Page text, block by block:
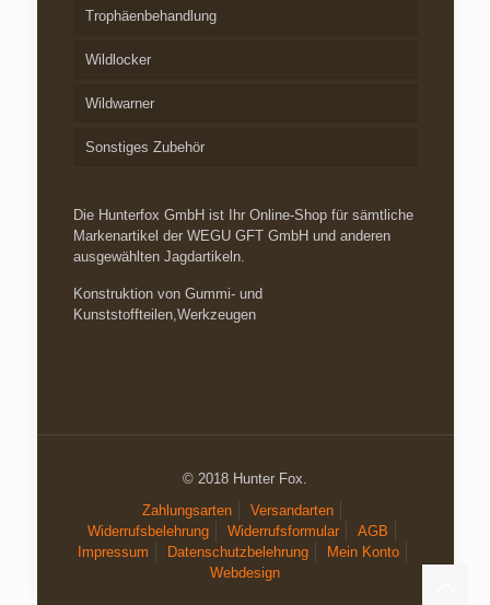
Trophäenbehandlung
Wildlocker
Wildwarner
Sonstiges Zubehör
Die Hunterfox GmbH ist Ihr Online-Shop für sämtliche
Markenartikel der WEGU GFT GmbH und anderen
ausgewählten Jagdartikeln.
Konstruktion von Gummi- und
Kunststoffteilen,Werkzeugen
© 2018 Hunter Fox.
Zahlungsarten
Versandarten
Widerrufsbelehrung
Widerrufsformular
AGB
Impressum
Datenschutzbelehrung
Mein Konto
Webdesign